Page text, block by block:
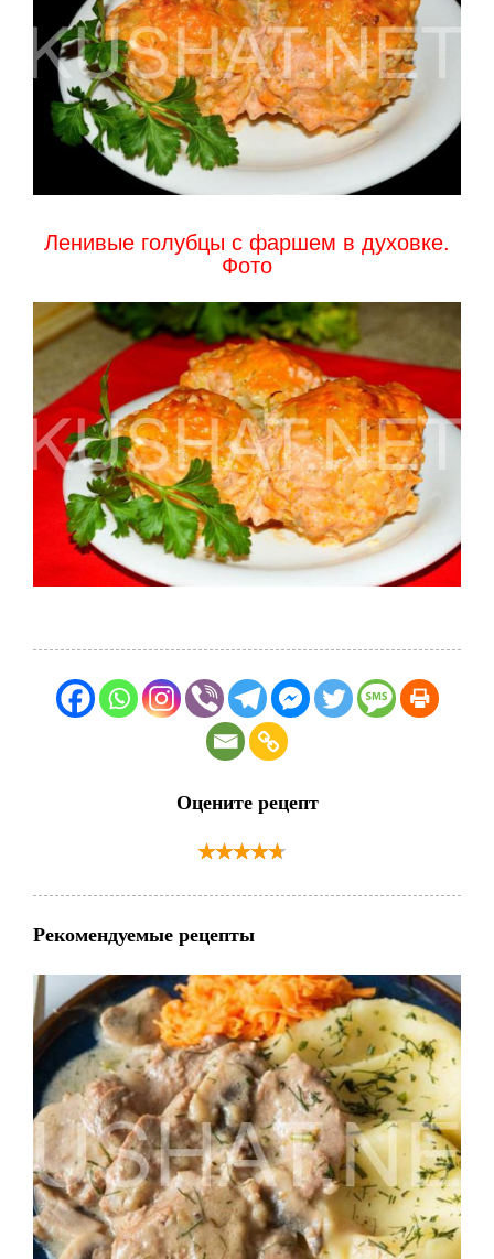
Ленивые голубцы с фаршем в духовке.
Фото
Оцените рецепт
Рекомендуемые рецепты